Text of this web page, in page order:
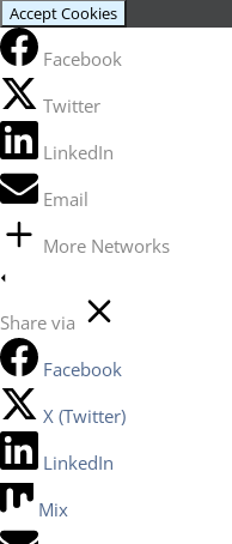
Accept Cookies
Facebook
Twitter
LinkedIn
Email
More Networks
Share via
Facebook
X (Twitter)
LinkedIn
Mix